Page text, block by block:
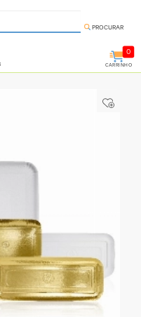
PROCURAR
0
CARRINHO